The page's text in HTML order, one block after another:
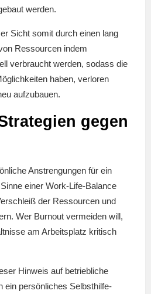
werden.
Sicht somit durch einen lang
Ressourcen indem
verbraucht werden, sodass die
haben, verloren
aufzubauen.
gegen
Anstrengungen für ein
einer Work-Life-Balance
der Ressourcen und
Wer Burnout vermeiden will,
am Arbeitsplatz kritisch
Hinweis auf betriebliche
ein persönliches Selbsthilfe-